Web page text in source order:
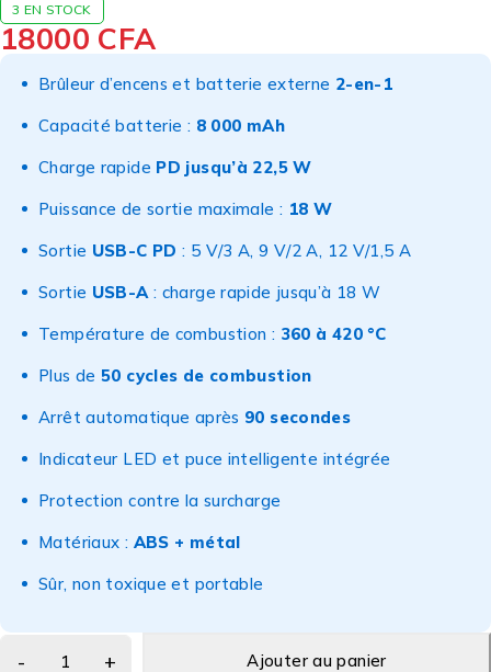
3 EN STOCK
18000 CFA
Brûleur d’encens et batterie externe 2-en-1
Capacité batterie : 8 000 mAh
Charge rapide PD jusqu’à 22,5 W
Puissance de sortie maximale : 18 W
Sortie USB-C PD : 5 V/3 A, 9 V/2 A, 12 V/1,5 A
Sortie USB-A: charge rapide jusqu’à 18 W
Température de combustion : 360 à 420 °C
Plus de 50 cycles de combustion
Arrêt automatique après 90 secondes
Indicateur LED et puce intelligente intégrée
Protection contre la surcharge
Matériaux : ABS + métal
Sûr, non toxique et portable
Ajouter au panier